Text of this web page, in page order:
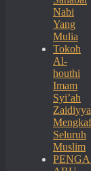
Nabi
Yang
Mulia
Tokoh
Al-
houthi
Imam
Syi’ah
Seluruh
Muslim